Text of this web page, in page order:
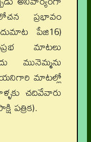
ప్రభావం
పేజి16)
మాటలు
మునెమ్మను
మాటల్లో
చదివేవారు
పత్రిక).